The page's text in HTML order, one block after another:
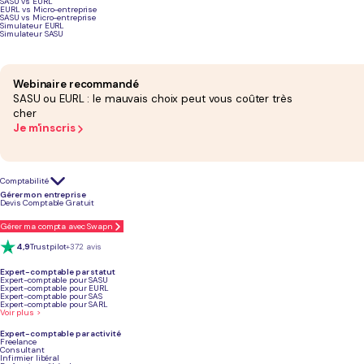
EURL vs Micro-entreprise
SASU vs Micro-entreprise
Simulateur EURL
Simulateur SASU
Webinaire recommandé
SASU ou EURL : le mauvais choix peut vous coûter très
cher
Je m'inscris
Comptabilité
Gérer mon entreprise
Devis Comptable Gratuit
Gérer ma compta avec Swapn
4,9Trustpilot+372 avis
Expert-comptable par statut
Expert-comptable pour SASU
Expert-comptable pour EURL
Expert-comptable pour SAS
Expert-comptable pour SARL
Voir plus >
Expert-comptable par activité
Freelance
Consultant
Infirmier libéral
Podcast sur la création d'entreprise
Pourquoi Rennes est-elle le choix
d'entreprise ?